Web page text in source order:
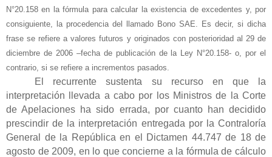
N°20.158 en la fórmula para calcular la existencia de excedentes y, por
consiguiente, la procedencia del llamado Bono SAE. Es decir, si dicha
frase se refiere a valores futuros y originados con posterioridad al 29 de
diciembre de 2006 –fecha de publicación de la Ley N°20.158- o, por el
contrario, si se refiere a incrementos pasados.
El recurrente sustenta su recurso en que la
interpretación llevada a cabo por los Ministros de la Corte
de Apelaciones ha sido errada, por cuanto han decidido
prescindir de la interpretación entregada por la Contraloría
General de la República en el Dictamen 44.747 de 18 de
agosto de 2009, en lo que concierne a la fórmula de cálculo